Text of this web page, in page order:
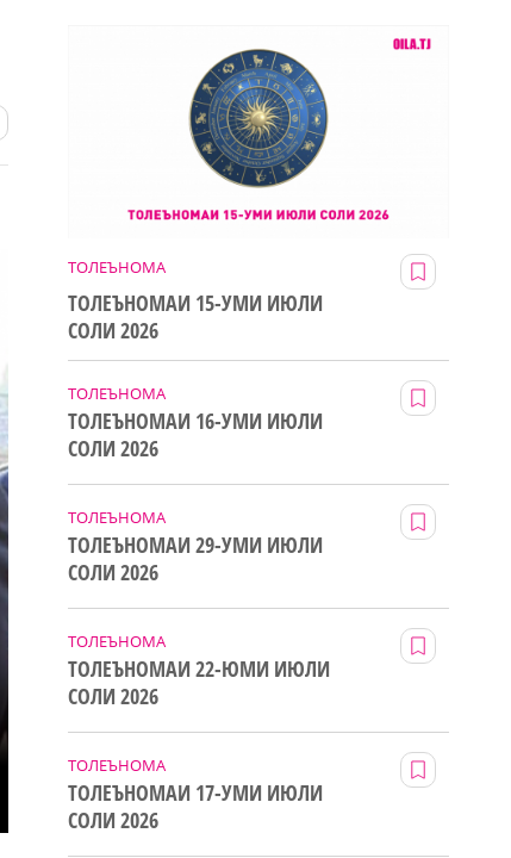
ТОЛЕЪНОМА
ТОЛЕЪНОМАИ 15-УМИ ИЮЛИ
СОЛИ 2026
ТОЛЕЪНОМА
ТОЛЕЪНОМАИ 16-УМИ ИЮЛИ
СОЛИ 2026
ТОЛЕЪНОМА
ТОЛЕЪНОМАИ 29-УМИ ИЮЛИ
СОЛИ 2026
ТОЛЕЪНОМА
ТОЛЕЪНОМАИ 22-ЮМИ ИЮЛИ
СОЛИ 2026
ТОЛЕЪНОМА
ТОЛЕЪНОМАИ 17-УМИ ИЮЛИ
СОЛИ 2026